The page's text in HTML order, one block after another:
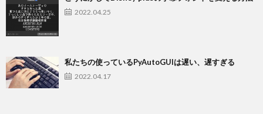
2022.04.25
私たちの使っているPyAutoGUIは遅い、遅すぎる
2022.04.17